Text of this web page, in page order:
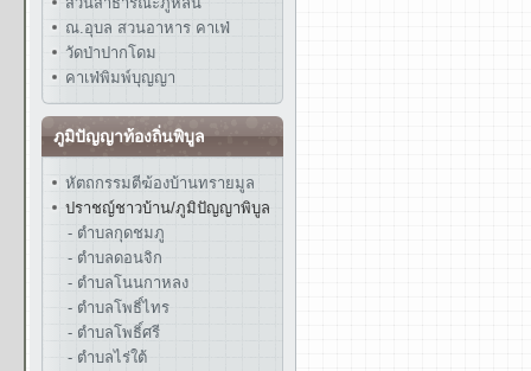
ณ.อุบล สวนอาหาร คาเฟ่
วัดป่าปากโดม
คาเฟ่พิมพ์บุญญา
ภูมิปัญญาท้องถิ่นพิบูล
หัตถกรรมตีฆ้องบ้านทรายมูล
ปราชญ์ชาวบ้าน/ภูมิปัญญาพิบูล
- ตำบลกุดชมภู
- ตำบลดอนจิก
- ตำบลโนนกาหลง
- ตำบลโพธิ์ไทร
- ตำบลโพธิ์ศรี
- ตำบลไร่ใต้